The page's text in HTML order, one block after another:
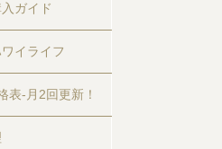
ガイド
イライフ
表-月2回更新！